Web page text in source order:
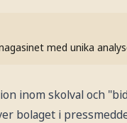
med unika
inom skolval och
bolaget i